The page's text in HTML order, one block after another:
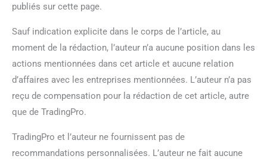
publiés sur cette page.
Sauf indication explicite dans le corps de l’article, au
moment de la rédaction, l’auteur n’a aucune position dans les
actions mentionnées dans cet article et aucune relation
d’affaires avec les entreprises mentionnées. L’auteur n’a pas
reçu de compensation pour la rédaction de cet article, autre
que de TradingPro.
TradingPro et l’auteur ne fournissent pas de
recommandations personnalisées. L’auteur ne fait aucune